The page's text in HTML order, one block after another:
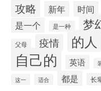
攻略 新年 时间
是一个 是一种 梦
父母 疫情 的人
自己的 英语
这一 适合 都是 长